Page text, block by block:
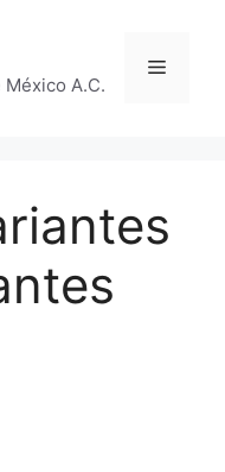
A.C.
Menu